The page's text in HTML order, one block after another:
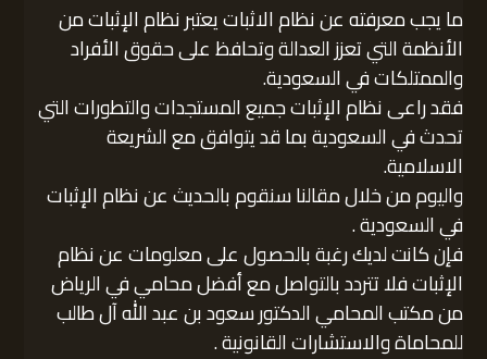
ما يجب معرفته عن نظام الاثبات يعتبر نظام الإثبات من
الأنظمة التي تعزز العدالة وتحافظ على حقوق الأفراد
والممتلكات في السعودية.
فقد راعى نظام الإثبات جميع المستجدات والتطورات التي
تحدث في السعودية بما قد يتوافق مع الشريعة
الاسلامية.
واليوم من خلال مقالنا سنقوم بالحديث عن نظام الإثبات
في السعودية .
فإن كانت لديك رغبة بالحصول على معلومات عن نظام
الإثبات فلا تتردد بالتواصل مع أفضل محامي في الرياض
من مكتب المحامي الدكتور سعود بن عبد الله آل طالب
للمحاماة والاستشارات القانونية .